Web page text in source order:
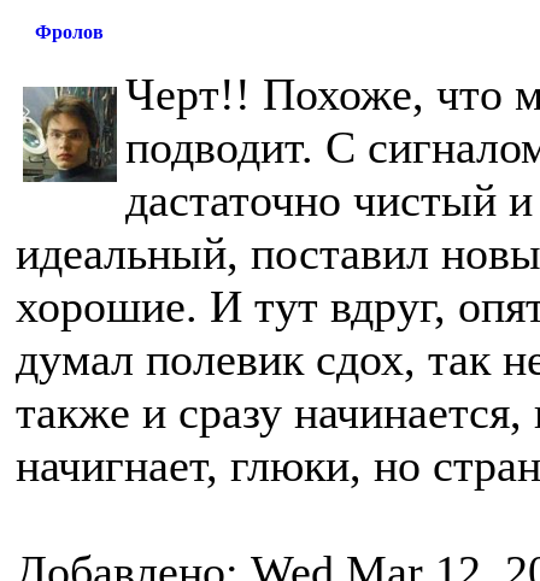
Фролов
Черт!! Похоже, что
подводит. С
дастаточно чистый
идеальный, поставил
хорошие. И тут вдруг,
думал полевик сдох, так
также и сразу
начигнает, глюки, но